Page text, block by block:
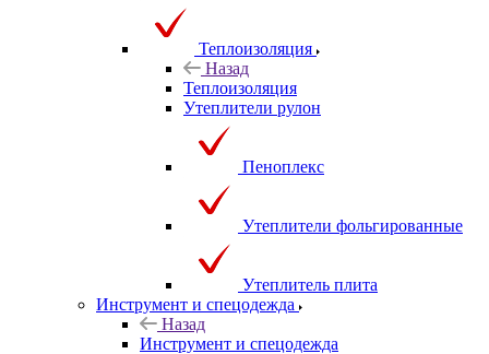
Теплоизоляция
Назад
Теплоизоляция
Утеплители рулон
Пеноплекс
Утеплители фольгированные
Утеплитель плита
Инструмент и спецодежда
Назад
Инструмент и спецодежда